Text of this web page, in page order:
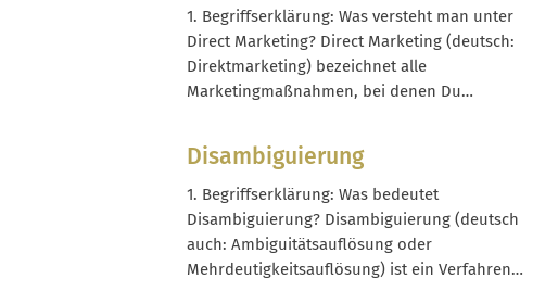
Plattformen, E-Book-Shops, Software-
Lizenzen oder digitale Produktdaten im E-
Commerce. Im Kern verfolgt Digital Rights
Management zwei Ziele: Einerseits soll...
1. Begriffserklärung: Was versteht man unter
Direct Marketing? Direct Marketing (deutsch:
Direktmarketing) bezeichnet alle
Marketingmaßnahmen, bei denen Du
Zielgruppen direkt ansprichst und eine
unmittelbare Reaktion auslösen möchtest. Im
Unterschied zu Massenwerbung (z. B. TV-
Spots) wird die Kommunikation gezielt auf
ausgewählte Kontakte ausgerichtet, meist
auf...
Disambiguierung
1. Begriffserklärung: Was bedeutet
Disambiguierung? Disambiguierung (deutsch
auch: Ambiguitätsauflösung oder
Mehrdeutigkeitsauflösung) ist ein Verfahren,